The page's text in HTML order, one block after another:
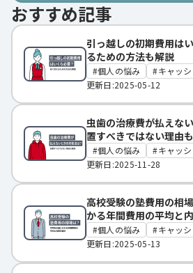
おすすめ記事
引っ越しの初期費用は
るための方法も解説
個人の悩み
キャッ
更新日:2025-05-12
虫歯の治療費が払えな
置すべきではない理由
個人の悩み
キャッ
更新日:2025-11-28
高校受験の塾費用の相
かる年間費用の平均と
個人の悩み
キャッ
更新日:2025-05-13